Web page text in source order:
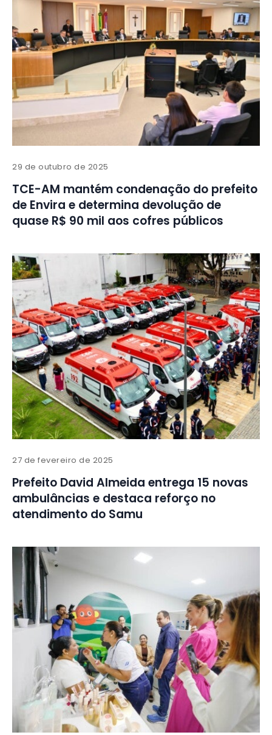
29 de outubro de 2025
TCE-AM mantém condenação do prefeito
de Envira e determina devolução de
quase R$ 90 mil aos cofres públicos
27 de fevereiro de 2025
Prefeito David Almeida entrega 15 novas
ambulâncias e destaca reforço no
atendimento do Samu